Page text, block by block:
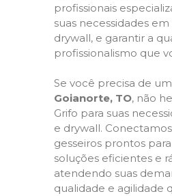
profissionais
suas necessidades em
drywall, e garantir a
profissionalismo que
Se você precisa de um
Goianorte, TO, não
Grifo para suas
e drywall.
gesseiros prontos
soluções eficientes e
atendendo suas
qualidade e agilidade